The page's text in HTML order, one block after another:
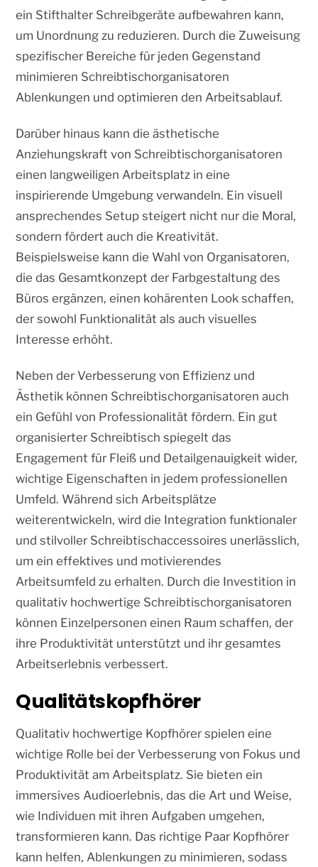
ein Stifthalter Schreibgeräte aufbewahren kann,
um Unordnung zu reduzieren. Durch die Zuweisung
spezifischer Bereiche für jeden Gegenstand
minimieren Schreibtischorganisatoren
Ablenkungen und optimieren den Arbeitsablauf.
Darüber hinaus kann die ästhetische
Anziehungskraft von Schreibtischorganisatoren
einen langweiligen Arbeitsplatz in eine
inspirierende Umgebung verwandeln. Ein visuell
ansprechendes Setup steigert nicht nur die Moral,
sondern fördert auch die Kreativität.
Beispielsweise kann die Wahl von Organisatoren,
die das Gesamtkonzept der Farbgestaltung des
Büros ergänzen, einen kohärenten Look schaffen,
der sowohl Funktionalität als auch visuelles
Interesse erhöht.
Neben der Verbesserung von Effizienz und
Ästhetik können Schreibtischorganisatoren auch
ein Gefühl von Professionalität fördern. Ein gut
organisierter Schreibtisch spiegelt das
Engagement für Fleiß und Detailgenauigkeit wider,
wichtige Eigenschaften in jedem professionellen
Umfeld. Während sich Arbeitsplätze
weiterentwickeln, wird die Integration funktionaler
und stilvoller Schreibtischaccessoires unerlässlich,
um ein effektives und motivierendes
Arbeitsumfeld zu erhalten. Durch die Investition in
qualitativ hochwertige Schreibtischorganisatoren
können Einzelpersonen einen Raum schaffen, der
ihre Produktivität unterstützt und ihr gesamtes
Arbeitserlebnis verbessert.
Qualitätskopfhörer
Qualitativ hochwertige Kopfhörer spielen eine
wichtige Rolle bei der Verbesserung von Fokus und
Produktivität am Arbeitsplatz. Sie bieten ein
immersives Audioerlebnis, das die Art und Weise,
wie Individuen mit ihren Aufgaben umgehen,
transformieren kann. Das richtige Paar Kopfhörer
kann helfen, Ablenkungen zu minimieren, sodass